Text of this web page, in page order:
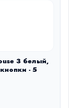
3 белый,
- 5